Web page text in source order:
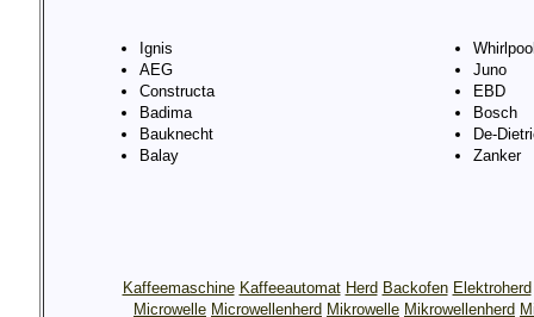
Ignis
AEG
Constructa
Badima
Bauknecht
Balay
Juno
EBD
Bosch
De-
Zanker
Kaffeemaschine Kaffeeautomat Herd Backofen Elektroherd
Microwelle Microwellenherd Mikrowelle Mikrowellenherd